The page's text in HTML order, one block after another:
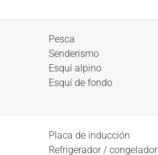
Pesca
Senderismo
Esquí alpino
Esquí de fondo
Placa de inducción
Refrigerador / congelador